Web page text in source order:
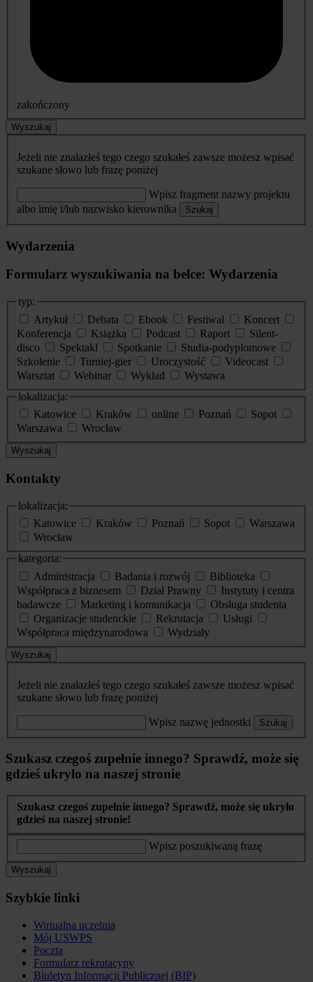
zakończony
Wyszukaj
Jeżeli nie znalazłeś tego czego szukałeś zawsze możesz wpisać
szukane słowo lub frazę poniżej
Wpisz fragment nazwy projektu
albo imię i/lub nazwisko kierownika
Szukaj
Wydarzenia
Formularz wyszukiwania na belce: Wydarzenia
typ:
Artykuł
Debata Ebook Festiwal
Koncert
Konferencja
Książka Podcast Raport
Silent-
disco
Spektakl Spotkanie
Studia-podyplomowe
Szkolenie
Turniej-gier Uroczystość
Videocast
Warsztat
Webinar Wykład
Wystawa
lokalizacja:
Katowice
Kraków online Poznań
Sopot
Warszawa
Wrocław
Wyszukaj
Kontakty
lokalizacja:
Katowice
Kraków Poznań Sopot
Warszawa
Wrocław
kategoria:
Administracja
Badania i rozwój
Biblioteka
Współpraca z biznesem
Dział Prawny
Instytuty i centra
badawcze
Marketing i komunikacja
Obsługa studenta
Organizacje studenckie
Rekrutacja
Usługi
Współpraca międzynarodowa
Wydziały
Wyszukaj
Jeżeli nie znalazłeś tego czego szukałeś zawsze możesz wpisać
szukane słowo lub frazę poniżej
Wpisz nazwę jednostki Szukaj
Szukasz czegoś zupełnie innego? Sprawdź, może się
gdzieś ukryło na naszej stronie
Szukasz czegoś zupełnie innego? Sprawdź, może się ukryło
gdzieś na naszej stronie!
Wpisz poszukiwaną frazę
Wyszukaj
Szybkie linki
Wirtualna uczelnia
Mój USWPS
Poczta
Formularz rekrutacyny
Biuletyn Informacji Publicznej (BIP)